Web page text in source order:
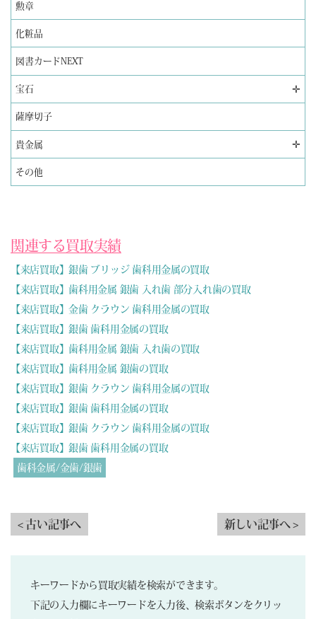
勲章
化粧品
図書カードNEXT
宝石 ✛
薩摩切子
貴金属 ✛
その他
関連する買取実績
【来店買取】銀歯 ブリッジ 歯科用金属の買取
【来店買取】歯科用金属 銀歯 入れ歯 部分入れ歯の買取
【来店買取】金歯 クラウン 歯科用金属の買取
【来店買取】銀歯 歯科用金属の買取
【来店買取】歯科用金属 銀歯 入れ歯の買取
【来店買取】歯科用金属 銀歯の買取
【来店買取】銀歯 クラウン 歯科用金属の買取
【来店買取】銀歯 歯科用金属の買取
【来店買取】銀歯 クラウン 歯科用金属の買取
【来店買取】銀歯 歯科用金属の買取
歯科金属/金歯/銀歯
< 古い記事へ 新しい記事へ >
キーワードから買取実績を検索ができます。
下記の入力欄にキーワードを入力後、検索ボタンをクリッ